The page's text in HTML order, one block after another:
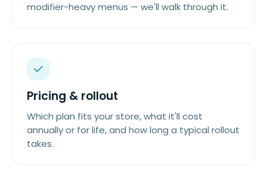
modifier-heavy menus — we'll walk through it.
Pricing & rollout
Which plan fits your store, what it'll cost
annually or for life, and how long a typical rollout
takes.